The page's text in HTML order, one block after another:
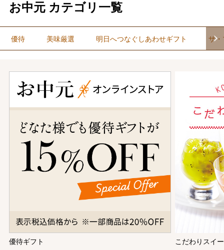
お中元 カテゴリ一覧
優待 美味厳選 明日へつなぐしあわせギフト ザ
優待ギフト こだわりスイ